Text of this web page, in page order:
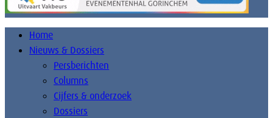
Home
Nieuws & Dossiers
Persberichten
Columns
Cijfers & onderzoek
Dossiers